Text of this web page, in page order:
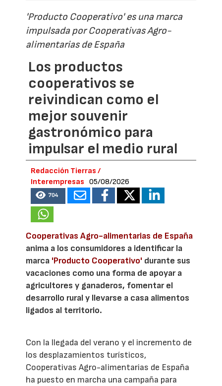
'Producto Cooperativo' es una marca
impulsada por Cooperativas Agro-
alimentarias de España
Los productos
cooperativos se
reivindican como el
mejor souvenir
gastronómico para
impulsar el medio rural
Redacción Tierras /
Interempresas
05/08/2026
704
Cooperativas Agro-alimentarias de España
anima a los consumidores a identificar la
marca 'Producto Cooperativo' durante sus
vacaciones como una forma de apoyar a
agricultores y ganaderos, fomentar el
desarrollo rural y llevarse a casa alimentos
ligados al territorio.
Con la llegada del verano y el incremento de
los desplazamientos turísticos,
Cooperativas Agro-alimentarias de España
ha puesto en marcha una campaña para